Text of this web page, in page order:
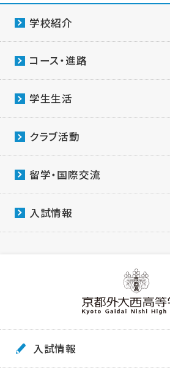
学校紹介
コース・進路
学生生活
クラブ活動
留学・国際交流
入試情報
入試情報